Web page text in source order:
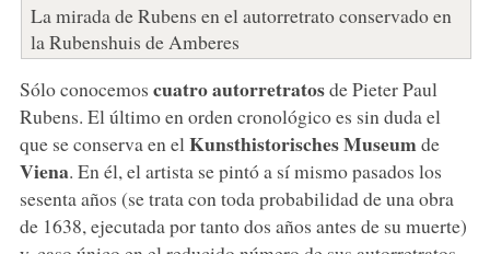
La mirada de Rubens en el autorretrato conservado en
la Rubenshuis de Amberes
Sólo conocemos cuatro autorretratosde Pieter Paul
Rubens. El último en orden cronológico es sin duda el
que se conserva en el Kunsthistorisches Museumde
Viena. En él, el artista se pintó a sí mismo pasados los
sesenta años (se trata con toda probabilidad de una obra
de 1638, ejecutada por tanto dos años antes de su muerte)